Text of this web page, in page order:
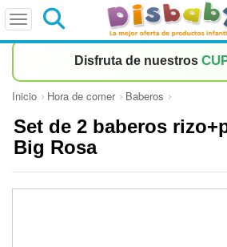
Disfruta de nuestros
Inicio Hora de comer Baberos
Set de 2 baberos
Big Rosa